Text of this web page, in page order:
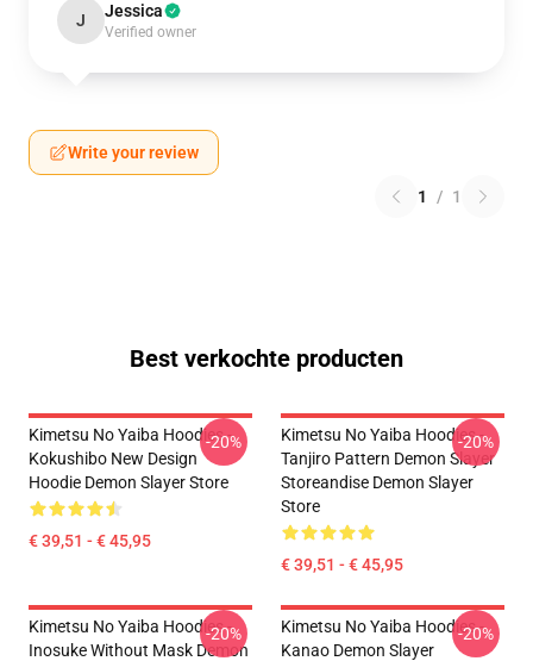
J Jessica
Verified owner
Write your review
1 / 1
Best verkochte producten
Kimetsu No Yaiba Hoodies -
Kokushibo New Design
Hoodie Demon Slayer Store
€ 39,51 - € 45,95
-20%
Kimetsu No Yaiba Hoodies -
Tanjiro Pattern Demon Slayer
Storeandise Demon Slayer
Store
€ 39,51 - € 45,95
-20%
Kimetsu No Yaiba Hoodies -
Inosuke Without Mask Demon
-20%
Kimetsu No Yaiba Hoodies -
Kanao Demon Slayer
-20%